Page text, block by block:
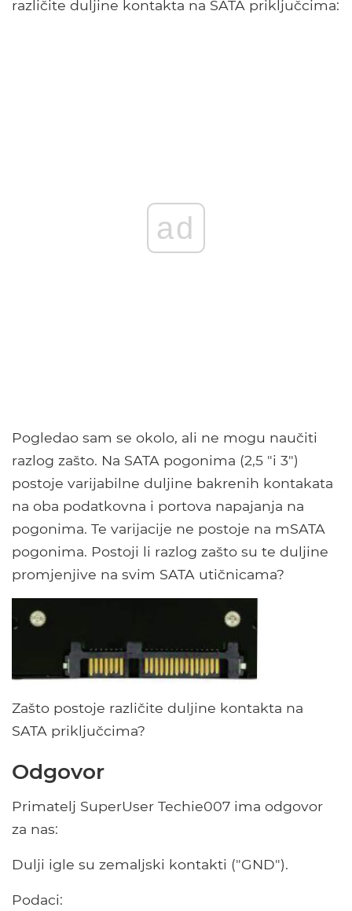
različite duljine kontakta na SATA priključcima:
ad
Pogledao sam se okolo, ali ne mogu naučiti
razlog zašto. Na SATA pogonima (2,5 "i 3")
postoje varijabilne duljine bakrenih kontakata
na oba podatkovna i portova napajanja na
pogonima. Te varijacije ne postoje na mSATA
pogonima. Postoji li razlog zašto su te duljine
promjenjive na svim SATA utičnicama?
Zašto postoje različite duljine kontakta na
SATA priključcima?
Odgovor
Primatelj SuperUser Techie007 ima odgovor
za nas:
Dulji igle su zemaljski kontakti ("GND").
Podaci: